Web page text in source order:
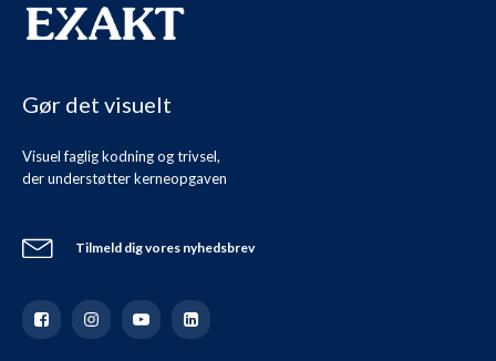
Gør det visuelt
Visuel faglig kodning og trivsel,
der understøtter kerneopgaven
Tilmeld dig vores nyhedsbrev